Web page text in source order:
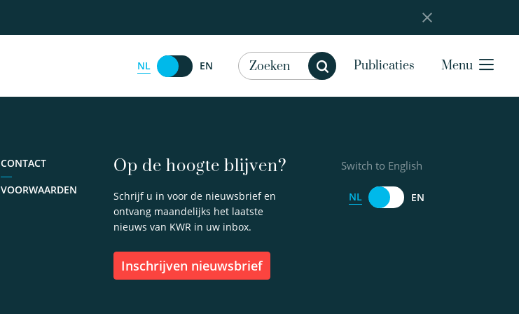
NL EN Publicaties Menu
CONTACT
VOORWAARDEN
Op de hoogte blijven?
Schrijf u in voor de nieuwsbrief en
ontvang maandelijks het laatste
nieuws van KWR in uw inbox.
inschrijven nieuwsbrief
Switch to English
NL EN